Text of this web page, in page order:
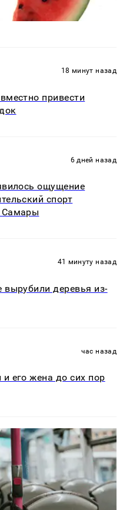
18 минут назад
привести
6 дней назад
ощущение
спорт
Самары
41 минуту назад
деревья из-
час назад
его жена до сих пор